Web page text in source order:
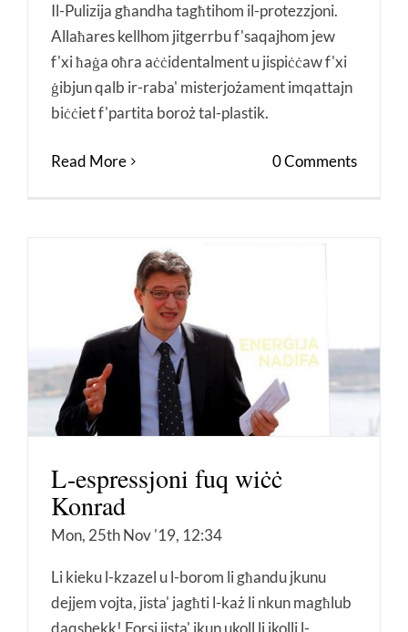
Il-Pulizija għandha tagħtihom il-protezzjoni.
Allaħares kellhom jitgerrbu f'saqajhom jew
f'xi ħaġa oħra aċċidentalment u jispiċċaw f'xi
ġibjun qalb ir-raba' misterjożament imqattajn
biċċiet f'partita boroż tal-plastik.
Read More 0 Comments
L-espressjoni fuq wiċċ
Konrad
Mon, 25th Nov '19, 12:34
Li kieku l-kzazel u l-borom li għandu jkunu
dejjem vojta, jista' jagħti l-każ li nkun magħlub
daqshekk! Forsi jista' jkun ukoll li jkolli l-